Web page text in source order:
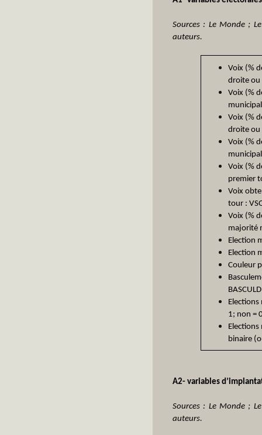
Sources : Le Monde ;
auteurs.
Voix (%
droite ou
Voix (%
Voix (%
droite ou
Voix (%
Voix (%
premier
Voix
tour :
Voix (%
majorité
Election
Election
Couleur
1; non =
Elections
binaire
A2- variables
Sources : Le Monde ;
auteurs.